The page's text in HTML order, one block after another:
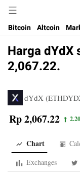
Media Bitcoin dan
Bitcoin Altcoin
Harga dYdX
2,067.22.
dYdX
Rp 2,067.22
Chart
Exchanges